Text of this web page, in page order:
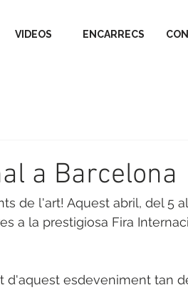
VIDEOS ENCARRECS
a Barcelona
de l'art! Aquest abril, del 5
a la prestigiosa Fira
d'aquest esdeveniment tan